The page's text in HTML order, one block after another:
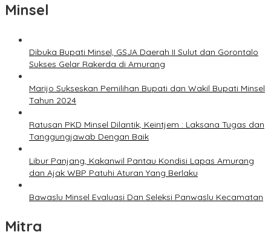
Minsel
Dibuka Bupati Minsel, GSJA Daerah II Sulut dan Gorontalo
Sukses Gelar Rakerda di Amurang
Marijo Sukseskan Pemilihan Bupati dan Wakil Bupati Minsel
Tahun 2024
Ratusan PKD Minsel Dilantik, Keintjem : Laksana Tugas dan
Tanggungjawab Dengan Baik
Libur Panjang, Kakanwil Pantau Kondisi Lapas Amurang
dan Ajak WBP Patuhi Aturan Yang Berlaku
Bawaslu Minsel Evaluasi Dan Seleksi Panwaslu Kecamatan
Mitra